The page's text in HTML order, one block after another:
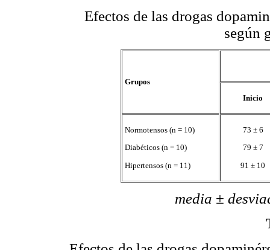
Efectos de las drogas
según
Grupos
Inicio
Normotensos (n = 10)
Diabéticos (n = 10)
Hipertensos (n = 11)
73 ± 6
79 ± 7
91 ± 10
media ± desviación